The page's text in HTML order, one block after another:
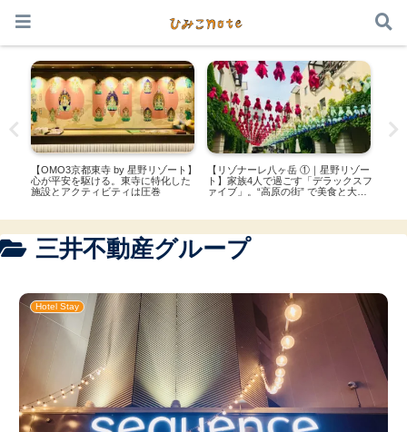
【OMO3京都東寺 by 星野リゾート】
心が平安を駆ける。東寺に特化した
施設とアクティビティは圧巻
【リゾナーレ八ヶ岳 ①｜星野リゾー
ト】家族4人で過ごす「デラックスフ
ァイブ」。“高原の街” で美食と大自
三井不動産グループ
Hotel Stay